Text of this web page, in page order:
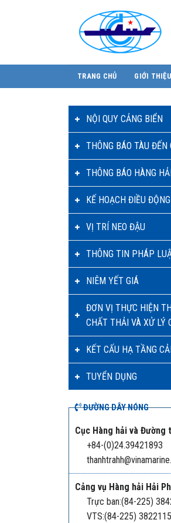
TRANG CHỦ GIỚI THIỆU
NỘI QUY CẢNG BIỂN
THÔNG BÁO TÀU ĐẾN
THÔNG BÁO HÀNG
KẾ HOẠCH ĐIỀU
VỊ TRÍ NEO ĐẬU
THÔNG TIN PHÁP
NIÊM YẾT GIÁ
ĐƠN VỊ THỰC HIỆN
CHẤT THẢI VÀ XỬ LÝ
KẾT CẤU HẠ TẦNG
TUYỂN DỤNG
ĐƯỜNG DÂY NÓNG
Cục Hàng hải và Đường
+84-(0)24.39421893
Cảng vụ Hàng hải Hải
Trực ban:(84-225)
VTS:(84-225) 3822115